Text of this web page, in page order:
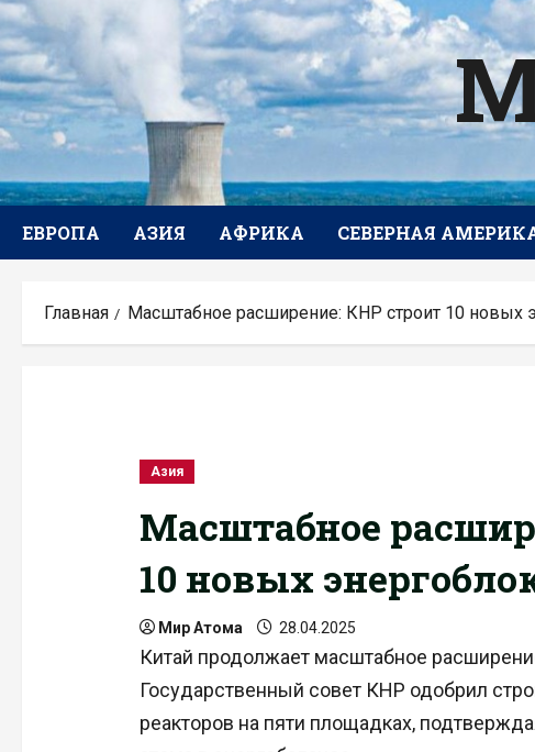
Перейти
к
содержимому
ЕВРОПА АЗИЯ АФРИКА СЕВЕРНАЯ
Главная Масштабное расширение: КНР строит 10 новых
Азия
Масштабное
10 новых
Мир Атома 28.04.2025
Китай продолжает масштабное
Государственный совет КНР одобрил
реакторов на пяти площадках,